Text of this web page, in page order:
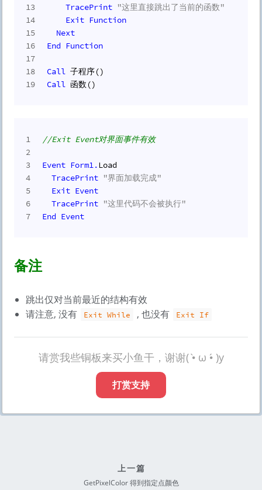
13
14
15
16
17
18
19
TracePrint "这里直接跳出了当前的函数"
Exit Function
Next
End Function
Call 子程序()
Call 函数()
1
2
3
4
5
6
7
//Exit Event对界面事件有效
Event Form1.Load
TracePrint "界面加载完成"
Exit Event
TracePrint "这里代码不会被执行"
End Event
备注
跳出仅对当前最近的结构有效
请注意, 没有
Exit While , 也没有 Exit If
请赏我些铜板来买小鱼干，谢谢( •̀ ω •́ )y
打赏支持
上一篇
GetPixelColor 得到指定点颜色